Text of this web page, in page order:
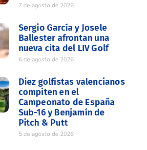
7 de agosto de 2026
Sergio García y Josele
Ballester afrontan una
nueva cita del LIV Golf
6 de agosto de 2026
Diez golfistas valencianos
compiten en el
Campeonato de España
Sub-16 y Benjamín de
Pitch & Putt
5 de agosto de 2026